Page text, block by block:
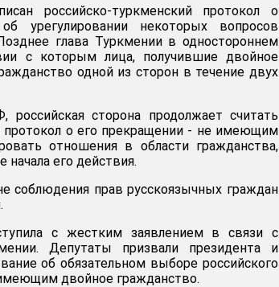
российско-туркменский протокол о
урегулировании некоторых вопросов
глава Туркмении в одностороннем
с которым лица, получившие двойное
одной из сторон в течение двух
сторона продолжает считать
о его прекращении - не имеющим
отношения в области гражданства,
начала его действия.
соблюдения прав русскоязычных граждан
с жестким заявлением в связи с
Депутаты призвали президента и
об обязательном выборе российского
двойное гражданство.